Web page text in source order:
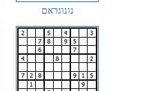
נונוגראם